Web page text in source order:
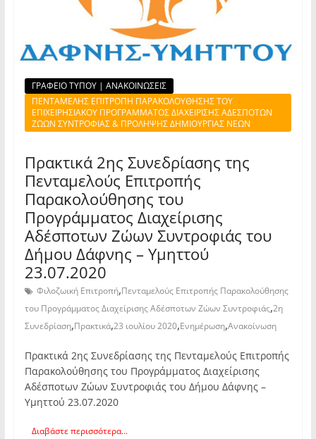
ΓΡΑΦΕΙΟ ΤΥΠΟΥ | ΑΝΑΚΟΙΝΩΣΕΙΣ
ΠΕΝΤΑΜΕΛΗΣ ΕΠΙΤΡΟΠΗ ΠΑΡΑΚΟΛΟΥΘΗΣΗΣ ΤΟΥ
ΕΠΙΧΕΙΡΗΣΙΑΚΟΥ ΠΡΟΓΡΑΜΜΑΤΟΣ ΔΙΑΧΕΙΡΙΣΗΣ ΑΔΕΣΠΟΤΩΝ
ΖΩΩΝ ΣΥΝΤΡΟΦΙΑΣ & ΠΡΟΛΗΨΗΣ ΔΗΜΙΟΥΡΓΙΑΣ ΝΕΩΝ
Πρακτικά 2ης Συνεδρίασης της
Πενταμελούς Επιτροπής
Παρακολούθησης του
Προγράμματος Διαχείρισης
Αδέσποτων Ζώων Συντροφιάς του
Δήμου Δάφνης – Υμηττού
23.07.2020
Φιλοζωική Επιτροπή,Πενταμελούς Επιτροπής Παρακολούθησης
του Προγράμματος Διαχείρισης Αδέσποτων Ζώων Συντροφιάς,2η
Συνεδρίαση,Πρακτικά,23 ιουλίου 2020,Ενημέρωση,Ανακοίνωση
Πρακτικά 2ης Συνεδρίασης της Πενταμελούς Επιτροπής
Παρακολούθησης του Προγράμματος Διαχείρισης
Αδέσποτων Ζώων Συντροφιάς του Δήμου Δάφνης –
Υμηττού 23.07.2020
Διαβάστε περισσότερα...